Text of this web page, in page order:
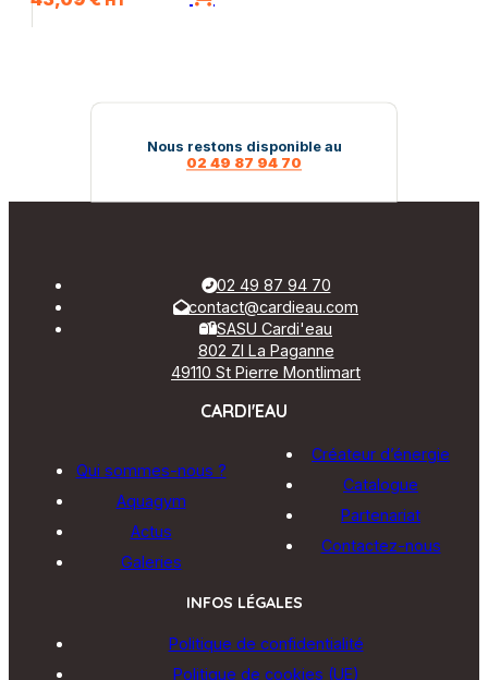
Nous restons disponible au
02 49 87 94 70
02 49 87 94 70
contact@cardieau.com
SASU Cardi'eau
802 ZI La Paganne
49110 St Pierre Montlimart
CARDI'EAU
Qui sommes-nous ?
Aquagym
Actus
Galeries
Créateur d’énergie
Catalogue
Partenariat
Contactez-nous
INFOS LÉGALES
Politique de confidentialité
Politique de cookies (UE)